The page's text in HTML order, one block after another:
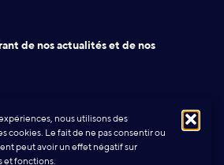
nous utilisons des
cookies. Le fait de ne pas consentir ou
peut avoir un effet négatif sur
et fonctions.
de nos actualités et de nos